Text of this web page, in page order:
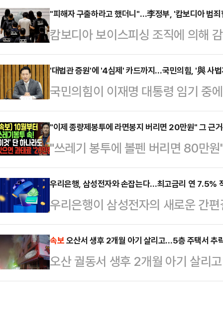
"피해자 구출하라고 했더니"…李정부, '캄보디아 범죄
캄보디아 보이스피싱 조직에 의해
정부는 한국인 구출을 위한 대대적
에 구금된 60여명을 전세기를 통해
의 신속한 대응"이라는 평가가 나
한다. 인터폴 적색수배자가 포함된
은 이뤄지지 않았다는 주장이다. '
에 정부 책임론 공방은 거세지는
금된 한국인 64명이…
'대법관 증원'에 '4심제' 카드까지…국민의힘, '與 사
국민의힘이 이재명 대통령 임기 중
자로 한 더불어민주당의 사법개혁
안'이라고 규정하며 맹폭을 퍼붓고
이 대통령이 최대 22명에 달하는
대통령의 노후사법보험기관'으로
당내에선 민주당이 이를 완성하기
하는 것은 물론이고, 사실상 '4심제'
도부가 직접 추진하겠…
"이제 종량제봉투에 라면봉지 버리면 20만원" 그 근
"쓰레기 봉투에 볼펜 버리면 80만
만원 과태료"최근 유튜브를 중심으
가짜 뉴스가 확산하고 있다.20일
부 유튜브 영상에 대해 "사실이 아
된 것으로 보이는 한 유튜브 영상
원'이라는 인물이 나와 '라면·과자
용기를 제대로 세척하지 않고 버려
부…
우리은행, 삼성전자와 손잡는다…최고금리 연 7.5%
우리은행이 삼성전자의 새로운 간
금융서비스 운영 사업자로 단독 선
계좌를 연결하거나 충전을 통해 실
편하게 결제할 수 있고, 결제 시마
사용할 수 있는 간편결제 서비스다.
속보오산서 생후 2개월 아기 살리고…5층 주택서 추
오산 궐동서 생후 2개월 아기 살리
만에 끝내 숨져